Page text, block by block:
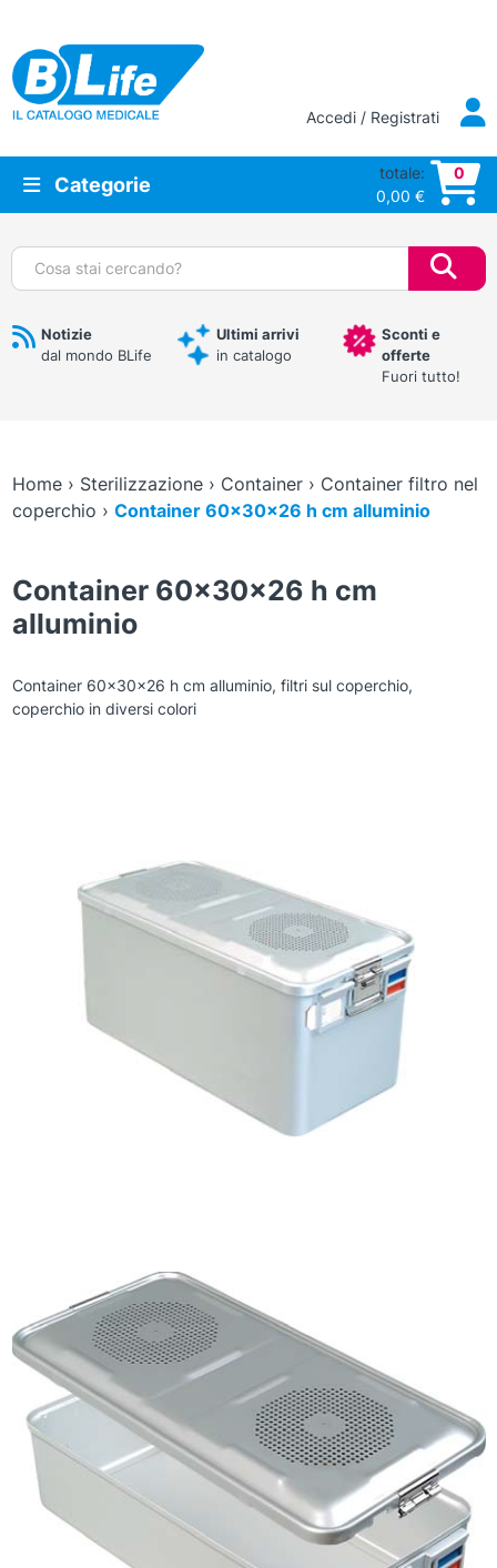
Vai al contenuto principale
Accedi / Registrati
Categorie
totale:
0,00 €
0
Cerca:
Notizie
dal mondo BLife
Ultimi arrivi
in catalogo
Sconti e
offerte
Fuori tutto!
Home› Sterilizzazione› Container› Container filtro nel
coperchio › Container 60x30x26 h cm alluminio
Container 60x30x26 h cm
alluminio
Container 60x30x26 h cm alluminio, filtri sul coperchio,
coperchio in diversi colori